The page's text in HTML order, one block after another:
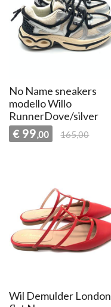
No Name sneakers
modello Willo
RunnerDove/silver
€ 99,00 165,00
Wil Demulder London